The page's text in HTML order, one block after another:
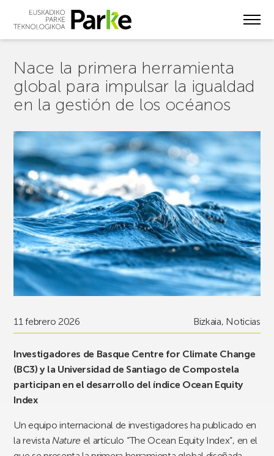
Nace la primera herramienta
global para impulsar la igualdad
en la gestión de los océanos
11 febrero 2026 Bizkaia, Noticias
Investigadores de Basque Centre for Climate Change
(BC3) y la Universidad de Santiago de Compostela
participan en el desarrollo del índice Ocean Equity
Index
Un equipo internacional de investigadores ha publicado en
la revista Nature el artículo “The Ocean Equity Index”, en el